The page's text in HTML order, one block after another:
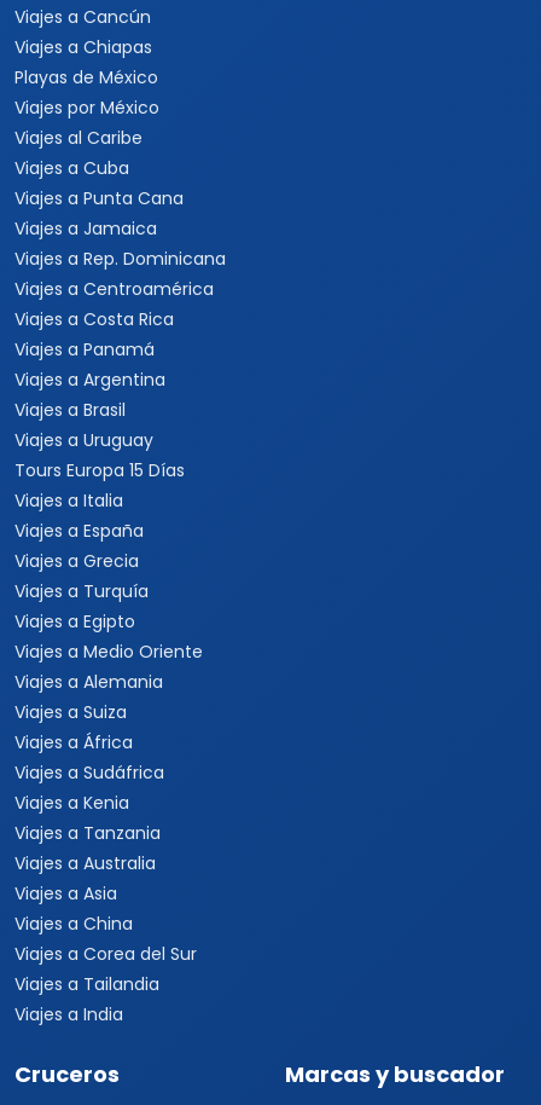
Viajes a Cancún
Viajes a Chiapas
Playas de México
Viajes por México
Viajes al Caribe
Viajes a Cuba
Viajes a Punta Cana
Viajes a Jamaica
Viajes a Rep. Dominicana
Viajes a Centroamérica
Viajes a Costa Rica
Viajes a Panamá
Viajes a Argentina
Viajes a Brasil
Viajes a Uruguay
Tours Europa 15 Días
Viajes a Italia
Viajes a España
Viajes a Grecia
Viajes a Turquía
Viajes a Egipto
Viajes a Medio Oriente
Viajes a Alemania
Viajes a Suiza
Viajes a África
Viajes a Sudáfrica
Viajes a Kenia
Viajes a Tanzania
Viajes a Australia
Viajes a Asia
Viajes a China
Viajes a Corea del Sur
Viajes a Tailandia
Viajes a India
Cruceros Marcas y buscador